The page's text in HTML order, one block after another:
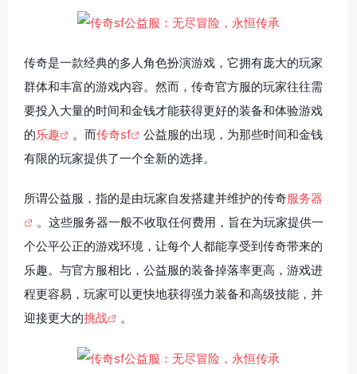
传奇是一款经典的多人角色扮演游戏，它拥有庞大的玩家
群体和丰富的游戏内容。然而，传奇官方服的玩家往往需
要投入大量的时间和金钱才能获得更好的装备和体验游戏
的乐趣 。而传奇sf
公益服的出现，为那些时间和金钱
有限的玩家提供了一个全新的选择。
所谓公益服，指的是由玩家自发搭建并维护的传奇服务器
。这些服务器一般不收取任何费用，旨在为玩家提供一
个公平公正的游戏环境，让每个人都能享受到传奇带来的
乐趣。与官方服相比，公益服的装备掉落率更高，游戏进
程更容易，玩家可以更快地获得强力装备和高级技能，并
迎接更大的挑战 。